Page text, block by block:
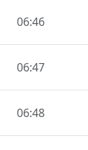
06:46
06:47
06:48